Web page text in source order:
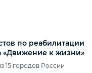
по реабилитации
«Движение к жизни»
15 городов России